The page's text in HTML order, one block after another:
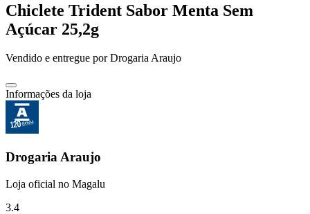
Chiclete Trident Sabor Menta Sem
Açúcar 25,2g
Vendido e entregue por Drogaria Araujo
Informações da loja
Drogaria Araujo
Loja oficial no Magalu
3.4